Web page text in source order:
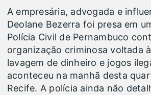
A empresária, advogada e
Deolane Bezerra foi presa em
Polícia Civil de Pernambuco
organização criminosa voltada
lavagem de dinheiro e jogos
aconteceu na manhã desta
Recife. A polícia ainda não